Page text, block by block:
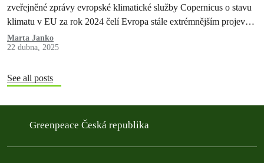
zveřejněné zprávy evropské klimatické služby Copernicus o stavu
klimatu v EU za rok 2024 čelí Evropa stále extrémnějším projevům
klimatické…
Marta Janko
22 dubna, 2025
See all posts
Greenpeace Česká republika